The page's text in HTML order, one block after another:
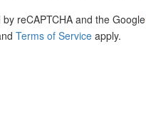
reCAPTCHA and the Google
Terms of Service apply.